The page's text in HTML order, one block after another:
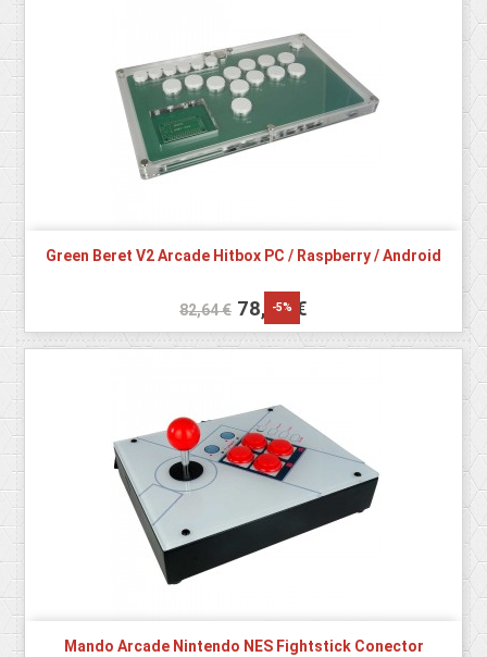
Green Beret V2 Arcade Hitbox PC / Raspberry / Android
82,64 € -5%
78,50 €
Mando Arcade Nintendo NES Fightstick Conector